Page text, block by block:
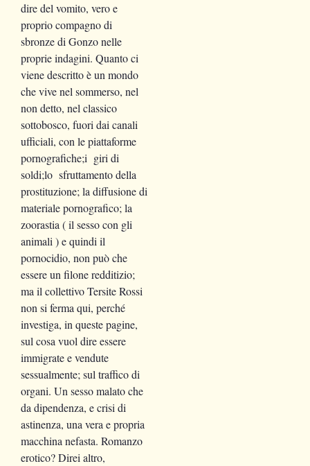
dire del vomito, vero e
proprio compagno di
sbronze di Gonzo nelle
proprie indagini. Quanto ci
viene descritto è un mondo
che vive nel sommerso, nel
non detto, nel classico
sottobosco, fuori dai canali
ufficiali, con le piattaforme
pornografiche;i giri di
soldi;lo sfruttamento della
prostituzione; la diffusione di
materiale pornografico; la
zoorastia ( il sesso con gli
animali ) e quindi il
pornocidio, non può che
essere un filone redditizio;
ma il collettivo Tersite Rossi
non si ferma qui, perché
investiga, in queste pagine,
sul cosa vuol dire essere
immigrate e vendute
sessualmente; sul traffico di
organi. Un sesso malato che
da dipendenza, e crisi di
astinenza, una vera e propria
macchina nefasta. Romanzo
erotico? Direi altro,